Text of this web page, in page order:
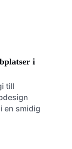
i
till
en smidig